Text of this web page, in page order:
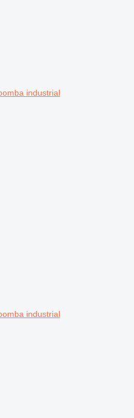
industrial
industrial